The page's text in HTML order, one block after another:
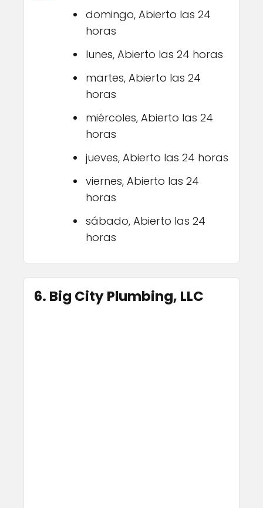
domingo, Abierto las 24
horas
lunes, Abierto las 24 horas
martes, Abierto las 24
horas
miércoles, Abierto las 24
horas
jueves, Abierto las 24 horas
viernes, Abierto las 24
horas
sábado, Abierto las 24
horas
6. Big City Plumbing, LLC